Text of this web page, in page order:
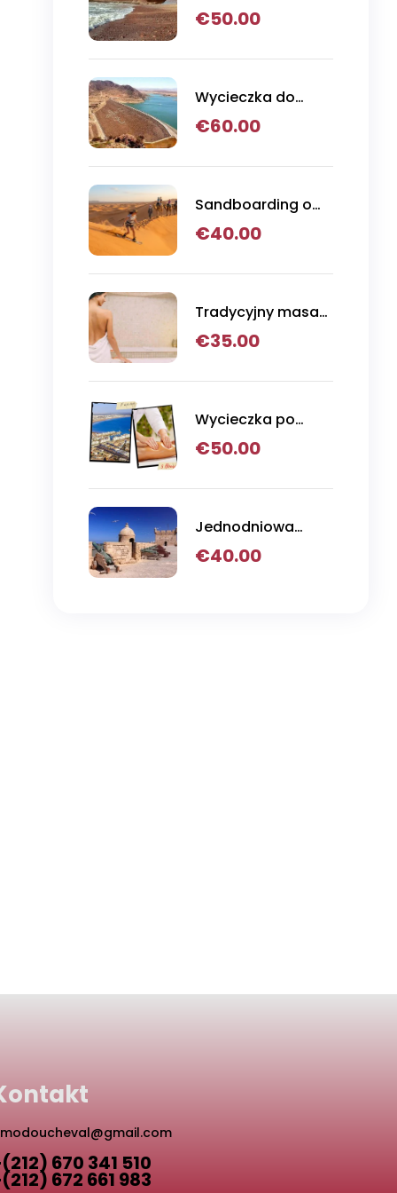
jednodniowa do
€50.00
Wycieczka do
Parku Narodowego
€60.00
Sandboarding o
zachodzie słońca,
wielbłądzie i
Agadirze
€40.00
Tradycyjny masaż
hammamowy
€35.00
Wycieczka po
mieście i masaż w
€50.00
Jednodniowa
wycieczka z
€40.00
670 341 510
672 661 983